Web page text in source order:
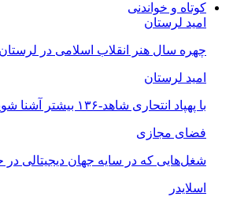
کوتاه و خواندنی
امید لرستان
چهره سال هنر انقلاب اسلامی در
امید لرستان
با پهپاد انتحاری شاهد-۱۳۶ بیشتر آشنا شوید
فضای مجازی
شغل‌‌هایی که در سایه جهان دیجیتالی در
اسلایدر